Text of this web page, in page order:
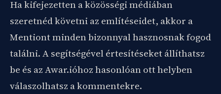
Ha kifejezetten a közösségi médiában
szeretnéd követni az említéseidet, akkor a
Mentiont minden bizonnyal hasznosnak fogod
találni. A segítségével értesítéseket állíthatsz
be és az Awar.ióhoz hasonlóan ott helyben
válaszolhatsz a kommentekre.